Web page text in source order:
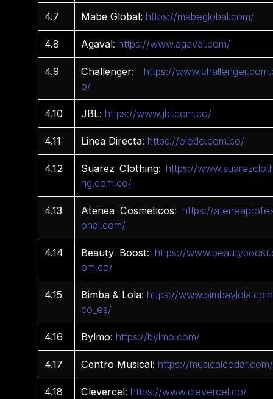
4.7 Mabe Global: https://mabeglobal.com/
4.8 Agaval:https://www.agaval.com/
4.9 Challenger:https://
o/
4.10 JBL:https://www.jbl.com.co/
4.11 Linea Directa:https://elede.com.co/
4.12 Suarez Clothing:https://
ng.com.co/
4.13 Atenea Cosmeticos:https://
onal.com/
4.14 Beauty Boost:https://
om.co/
4.15 Bimba & Lola:https://
co_es/
4.16 Bylmo:https://bylmo.com/
4.17 Centro Musical:https://musicalcedar.com/
4.18 Clevercel:https://www.clevercel.co/